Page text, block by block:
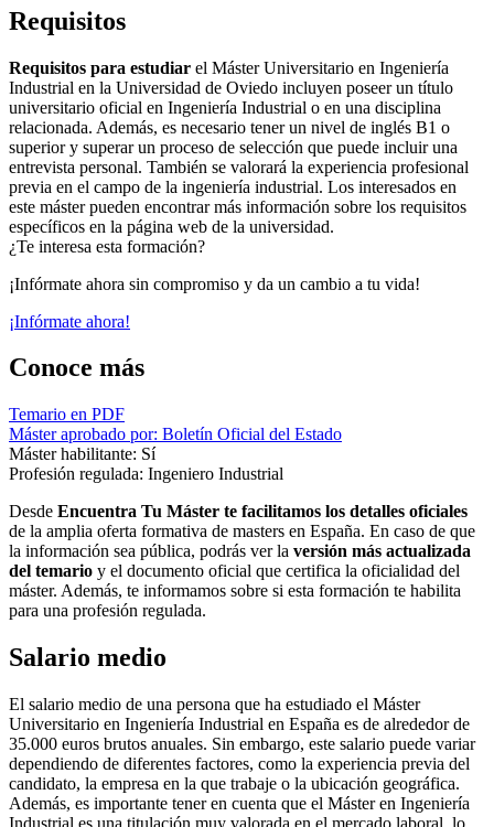
Requisitos
Requisitos para estudiar el Máster Universitario en Ingeniería
Industrial en la Universidad de Oviedo incluyen poseer un título
universitario oficial en Ingeniería Industrial o en una disciplina
relacionada. Además, es necesario tener un nivel de inglés B1 o
superior y superar un proceso de selección que puede incluir una
entrevista personal. También se valorará la experiencia profesional
previa en el campo de la ingeniería industrial. Los interesados en
este máster pueden encontrar más información sobre los requisitos
específicos en la página web de la universidad.
¿Te interesa esta formación?
¡Infórmate ahora sin compromiso y da un cambio a tu vida!
¡Infórmate ahora!
Conoce más
Temario en PDF
Máster aprobado por: Boletín Oficial del Estado
Máster habilitante: Sí
Profesión regulada: Ingeniero Industrial
Desde Encuentra Tu Máster te facilitamos los detalles oficiales
de la amplia oferta formativa de masters en España. En caso de que
la información sea pública, podrás ver la versión más actualizada
del temario y el documento oficial que certifica la oficialidad del
máster. Además, te informamos sobre si esta formación te habilita
para una profesión regulada.
Salario medio
El salario medio de una persona que ha estudiado el Máster
Universitario en Ingeniería Industrial en España es de alrededor de
35.000 euros brutos anuales. Sin embargo, este salario puede variar
dependiendo de diferentes factores, como la experiencia previa del
candidato, la empresa en la que trabaje o la ubicación geográfica.
Además, es importante tener en cuenta que el Máster en Ingeniería